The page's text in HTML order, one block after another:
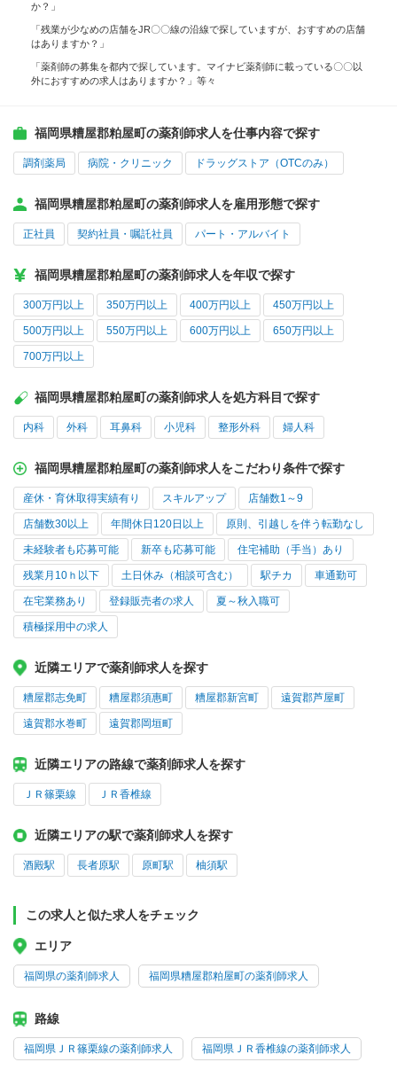
か？」
「残業が少なめの店舗をJR〇〇線の沿線で探していますが、おすすめの店舗
はありますか？」
「薬剤師の募集を都内で探しています。マイナビ薬剤師に載っている〇〇以
外におすすめの求人はありますか？」等々
福岡県糟屋郡粕屋町の薬剤師求人を仕事内容で探す
調剤薬局 病院・クリニック ドラッグストア（OTCのみ）
福岡県糟屋郡粕屋町の薬剤師求人を雇用形態で探す
正社員 契約社員・嘱託社員 パート・アルバイト
福岡県糟屋郡粕屋町の薬剤師求人を年収で探す
300万円以上 350万円以上 400万円以上 450万円以上
500万円以上 550万円以上 600万円以上 650万円以上
700万円以上
福岡県糟屋郡粕屋町の薬剤師求人を処方科目で探す
内科 外科 耳鼻科 小児科 整形外科 婦人科
福岡県糟屋郡粕屋町の薬剤師求人をこだわり条件で探す
産休・育休取得実績有り スキルアップ 店舗数1～9
店舗数30以上 年間休日120日以上 原則、引越しを伴う転勤なし
未経験者も応募可能 新卒も応募可能 住宅補助（手当）あり
残業月10ｈ以下 土日休み（相談可含む） 駅チカ 車通勤可
在宅業務あり 登録販売者の求人 夏～秋入職可
積極採用中の求人
近隣エリアで薬剤師求人を探す
糟屋郡志免町 糟屋郡須惠町 糟屋郡新宮町 遠賀郡芦屋町
遠賀郡水巻町 遠賀郡岡垣町
近隣エリアの路線で薬剤師求人を探す
ＪＲ篠栗線 ＪＲ香椎線
近隣エリアの駅で薬剤師求人を探す
酒殿駅 長者原駅 原町駅 柚須駅
この求人と似た求人をチェック
エリア
福岡県の薬剤師求人 福岡県糟屋郡粕屋町の薬剤師求人
路線
福岡県ＪＲ篠栗線の薬剤師求人 福岡県ＪＲ香椎線の薬剤師求人